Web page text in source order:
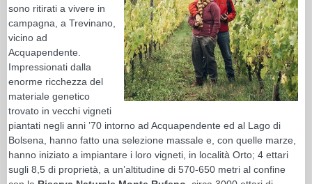
sono ritirati a vivere in
campagna, a Trevinano,
vicino ad
Acquapendente.
Impressionati dalla
enorme ricchezza del
materiale genetico
trovato in vecchi vigneti
piantati negli anni ’70 intorno ad Acquapendente ed al Lago di
Bolsena, hanno fatto una selezione massale e, con quelle marze,
hanno iniziato a impiantare i loro vigneti, in località Orto; 4 ettari
sugli 8,5 di proprietà, a un’altitudine di 570-650 metri al confine